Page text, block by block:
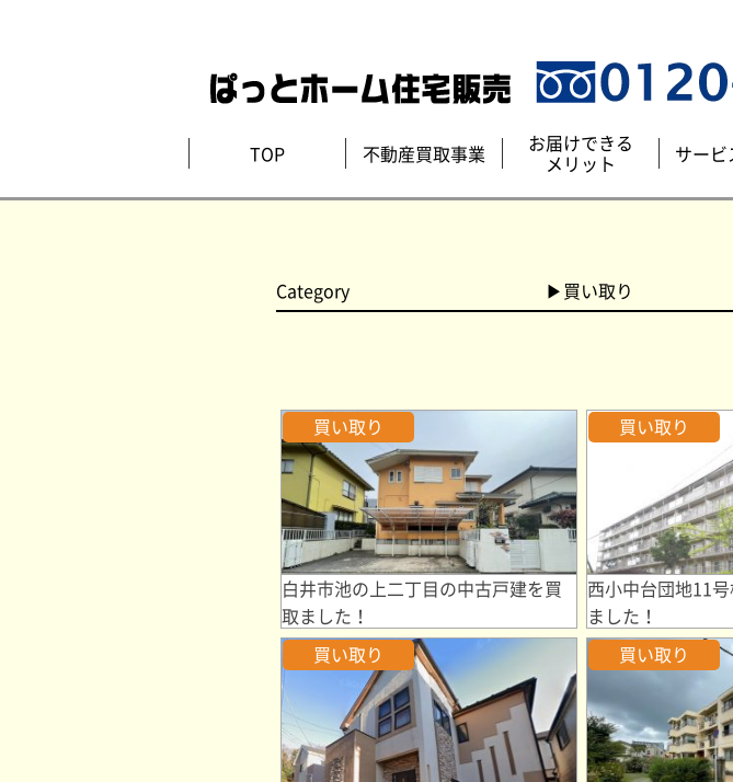
TOP 不動産買取事業 お届けできる
メリット サー
Category ▶買い取り
買い取り
白井市池の上二丁目の中古戸建を買
取ました！
買い取り
西小中台団地11
ました！
買い取り
買い取り